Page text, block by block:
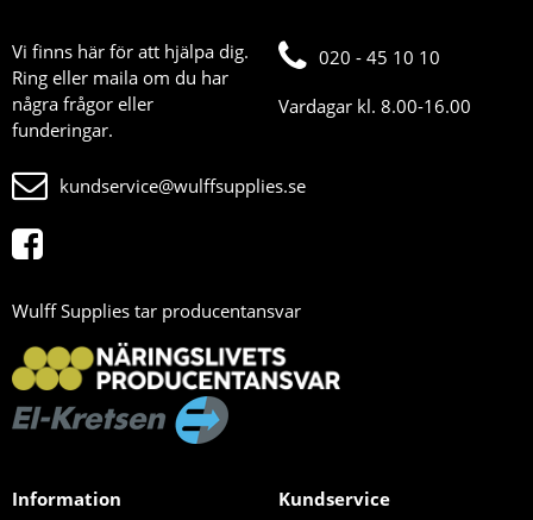
Vi finns här för att hjälpa dig.
Ring eller maila om du har
några frågor eller
funderingar.
020 - 45 10 10
Vardagar kl. 8.00-16.00
kundservice@wulffsupplies.se
Wulff Supplies tar producentansvar
Information Kundservice